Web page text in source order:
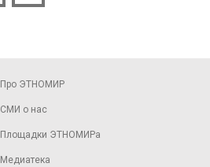
Про ЭТНОМИР
СМИ о нас
Площадки ЭТНОМИРа
Медиатека